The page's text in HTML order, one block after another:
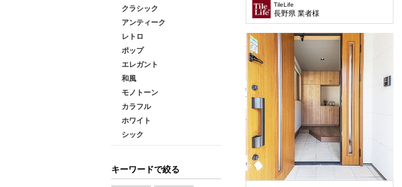
クラシック
アンティーク
レトロ
ポップ
エレガント
和風
モノトーン
カラフル
ホワイト
シック
キーワードで絞る
TileLife
長野県 業者様